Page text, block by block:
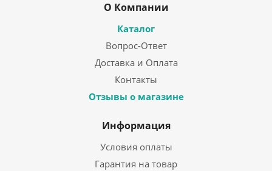
О Компании
Каталог
Вопрос-Ответ
Доставка и Оплата
Контакты
Отзывы о магазине
Информация
Условия оплаты
Гарантия на товар